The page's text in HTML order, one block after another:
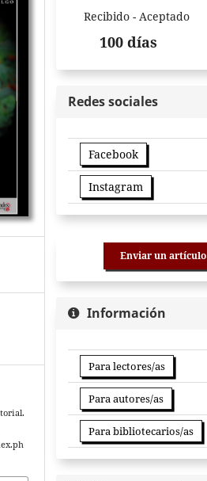
Recibido - Aceptado
100 días
Redes sociales
Facebook
Instagram
Enviar un artículo
Información
Para lectores/as
Para autores/as
Para bibliotecarios/as